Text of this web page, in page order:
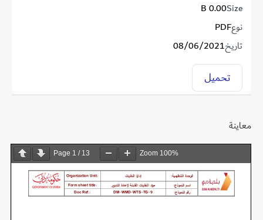
Size
0.00 B
نوعPDF
تاريخ08/06/2021
تحميل
معاينة
Page 1 / 13 Zoom 100%